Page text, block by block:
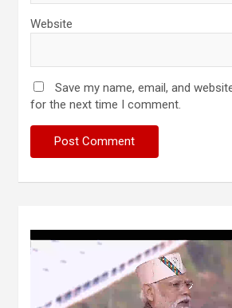
Website
Save my name, email, and
for the next time I comment.